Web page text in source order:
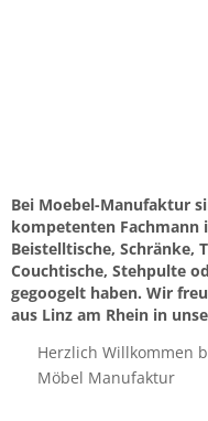
Bei Moebel-Manufaktur
kompetenten Fachmann
Beistelltische, Schränke,
Couchtische, Stehpulte
gegoogelt haben. Wir
aus Linz am Rhein in
Herzlich Willkommen
Möbel Manufaktur